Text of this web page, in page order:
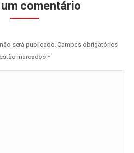
um comentário
será publicado. Campos obrigatórios
estão marcados *